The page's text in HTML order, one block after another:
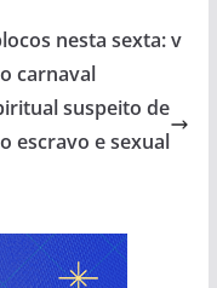
nesta sexta: v
carnaval
suspeito de
escravo e sexual